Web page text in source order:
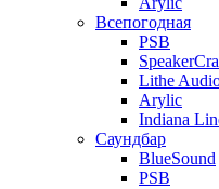
Всепогодная
PSB
Lithe
Arylic
Indiana
Саундбар
BlueSound
PSB